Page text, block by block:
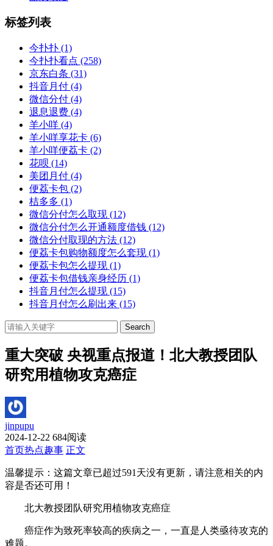
标签列表
今扑扑 (1)
今扑扑看点 (258)
京东白条 (31)
抖音月付 (4)
微信分付 (4)
退息退费 (4)
羊小咩 (4)
羊小咩享花卡 (6)
羊小咩便荔卡 (2)
花呗 (14)
美团月付 (4)
便荔卡包 (2)
桔多多 (1)
微信分付怎么取现 (12)
微信分付怎么开通额度借钱 (12)
微信分付取现的方法 (12)
便荔卡包购物额度怎么套现 (1)
便荔卡包怎么提现 (1)
便荔卡包借钱亲身经历 (1)
抖音月付怎么提现 (15)
抖音月付怎么刷出来 (15)
Search
重大突破 央视重点报道！北大教授团队
研究用植物攻克癌症
jinpupu
2024-12-22 684阅读
首页热点趣事 正文
温馨提示：这篇文章已超过591 天没有更新，请注意相关的内
容是否还可用！
北大教授团队研究用植物攻克癌症
癌症作为致死率较高的疾病之一，一直是人类亟待攻克的
难题。